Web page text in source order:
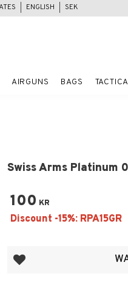
ENGLISH SEK
AIRGUNS BAGS
Swiss Arms Platinum
100 KR
Add to favorites